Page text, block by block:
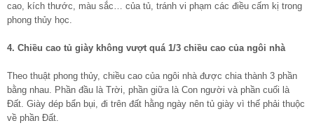
cao, kích thước, màu sắc… của tủ, tránh vi phạm các điều cấm kị trong
phong thủy học.
4. Chiều cao tủ giày không vượt quá 1/3 chiều cao của ngôi nhà
Theo thuật phong thủy, chiều cao của ngôi nhà được chia thành 3 phần
bằng nhau. Phần đầu là Trời, phần giữa là Con người và phần cuối là
Đất. Giày dép bẩn bụi, đi trên đất hằng ngày nên tủ giày vì thế phải thuộc
về phần Đất.